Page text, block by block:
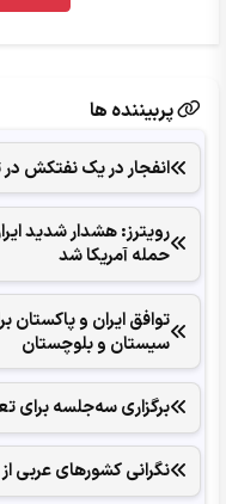
پربیننده ها
انفجار در یک نفتکش در
رویترز: هشدار شدید
حمله آمریکا شد
سیستان و بلوچستان
برگزاری سه‌جلسه برای
نگرانی کشورهای عربی